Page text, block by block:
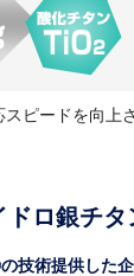
ピードを向上
ドロ銀チ
技術提供した企